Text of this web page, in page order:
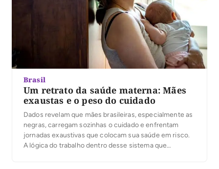
Brasil
Um retrato da saúde materna: Mães
exaustas e o peso do cuidado
Dados revelam que mães brasileiras, especialmente as
negras, carregam sozinhas o cuidado e enfrentam
jornadas exaustivas que colocam sua saúde em risco.
A lógica do trabalho dentro desse sistema que